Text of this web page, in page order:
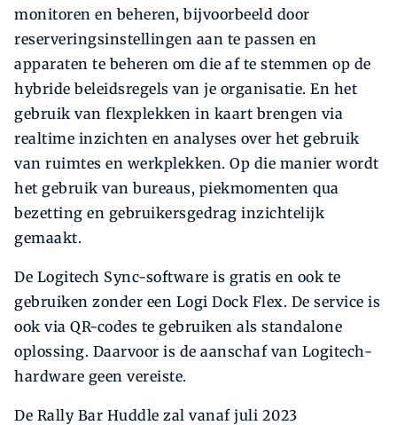
monitoren en beheren, bijvoorbeeld door
reserveringsinstellingen aan te passen en
apparaten te beheren om die af te stemmen op de
hybride beleidsregels van je organisatie. En het
gebruik van flexplekken in kaart brengen via
realtime inzichten en analyses over het gebruik
van ruimtes en werkplekken. Op die manier wordt
het gebruik van bureaus, piekmomenten qua
bezetting en gebruikersgedrag inzichtelijk
gemaakt.
De Logitech Sync-software is gratis en ook te
gebruiken zonder een Logi Dock Flex. De service is
ook via QR-codes te gebruiken als standalone
oplossing. Daarvoor is de aanschaf van Logitech-
hardware geen vereiste.
De Rally Bar Huddle zal vanaf juli 2023